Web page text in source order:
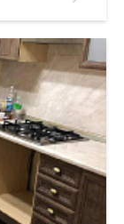
1/5